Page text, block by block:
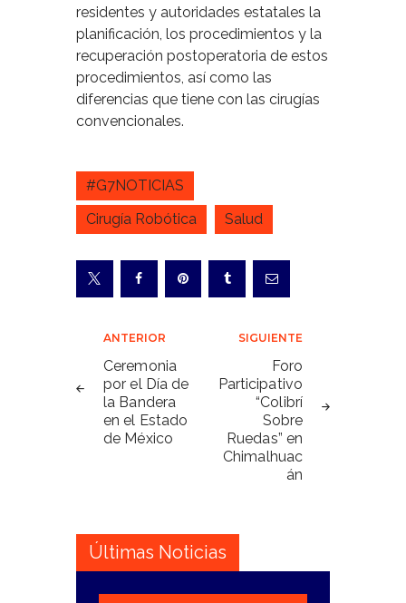
residentes y autoridades estatales la
planificación, los procedimientos y la
recuperación postoperatoria de estos
procedimientos, así como las
diferencias que tiene con las cirugías
convencionales.
#G7NOTICIAS
Cirugía Robótica
Salud
Navegación
de
entradas
ANTERIOR
Ceremonia
por el Día de
la Bandera
en el Estado
de México
SIGUIENTE
Foro
Participativo
“Colibrí
Sobre
Ruedas” en
Chimalhuac
án
Últimas Noticias